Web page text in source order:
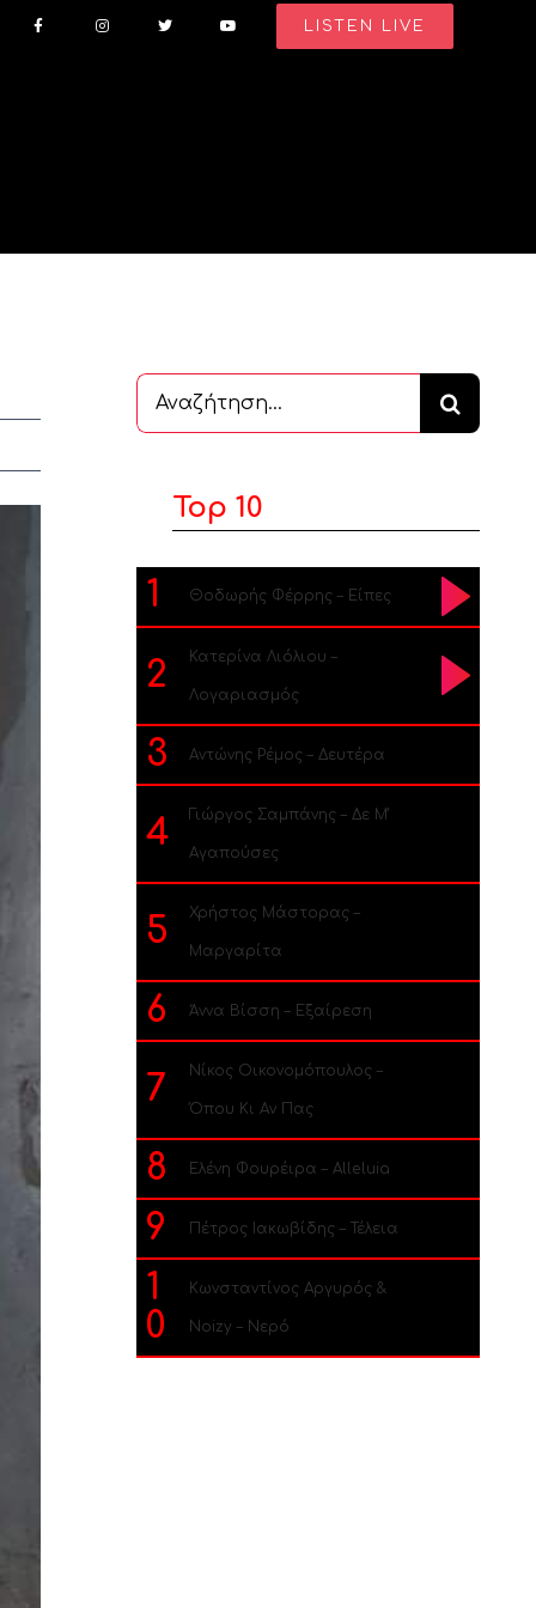
LISTEN LIVE
Αναζήτηση
...
Top 10
1 Θοδωρής Φέρρης – Είπες
2 Κατερίνα Λιόλιου –
Λογαριασμός
3 Αντώνης Ρέμος – Δευτέρα
4 Γιώργος Σαμπάνης – Δε Μ’
Αγαπούσες
5 Χρήστος Μάστορας –
Μαργαρίτα
6 Άννα Βίσση – Εξαίρεση
7 Νίκος Οικονομόπουλος –
Όπου Κι Αν Πας
8 Ελένη Φουρέιρα – Alleluia
9 Πέτρος Ιακωβίδης – Τέλεια
1
0
Κωνσταντίνος Αργυρός &
Noizy – Νερό